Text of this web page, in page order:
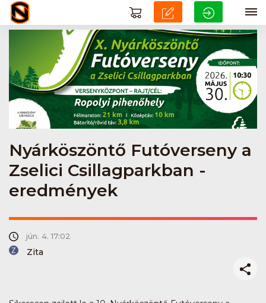
Nyárköszöntő Futóverseny a
Zselici Csillagparkban -
eredmények
jún. 4. 17:02
Zita